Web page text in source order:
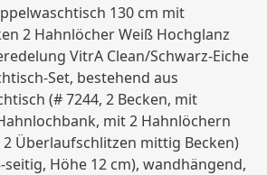
130 cm mit
2 Hahnlöcher Weiß Hochglanz
VitrA Clean/Schwarz-Eiche
Set, bestehend aus
(# 7244, 2 Becken, mit
mit 2 Hahnlöchern
Überlaufschlitzen mittig Becken)
Höhe 12 cm), wandhängend,